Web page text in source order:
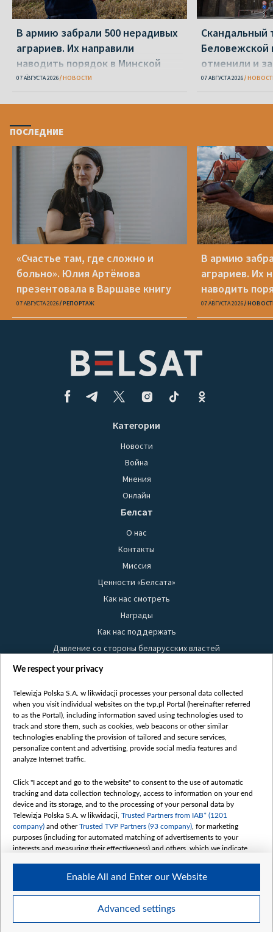
В армию забрали 500 нерадивых
аграриев. Их направили
наводить порядок в Минской
области
07 АВГУСТА 2026 НОВОСТИ
Скандальный
отменили и
07 АВГУСТА 2026
ПОСЛЕДНИЕ
«Счастье там, где сложно и
больно». Юлия Артёмова
презентовала в Варшаве книгу
«Пока я искала слова»
07 АВГУСТА 2026 РЕПОРТАЖ
В армию
аграриев. Их
наводить
области
07 АВГУСТА 2026
Категории
Новости
Война
Мнения
Онлайн
Белсат
О нас
Контакты
Миссия
Ценности «Белсата»
Как нас смотреть
Награды
Как нас поддержать
Давление со стороны беларусских властей
Правила использования материалов
Безопасность
Youtube
Белсат news
Белсат Life
Belsat English
Biełsat PL
Белсат Now
Белсат Shorts
Белсат History
Белсат Music
Белсат Doc
My consents
We respect your privacy
Telewizja Polska S.A. w likwidacji processes your personal data collected
when you visit individual websites on the tvp.pl Portal (hereinafter referred
to as the Portal), including information saved using technologies used to
track and store them, such as cookies, web beacons or other similar
technologies enabling the provision of tailored and secure services,
personalize content and advertising, provide social media features and
analyze Internet traffic.
Click "I accept and go to the website" to consent to the use of automatic
tracking and data collection technology, access to information on your end
device and its storage, and to the processing of your personal data by
Telewizja Polska S.A. w likwidacji, Trusted Partners from IAB* (1201
company) and otherTrusted TVP Partners (93 company) , for marketing
purposes (including for automated matching of advertisements to your
interests and measuring their effectiveness) and others, which we indicate
The purposes of processing your data by TVP S.A. w likwidacji are as
follows:
Use limited data to select advertising
Create profiles for personalised advertising
Advanced settings
Enable All and Enter our Website